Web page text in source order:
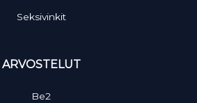
Seksivinkit
ARVOSTELUT
Be2